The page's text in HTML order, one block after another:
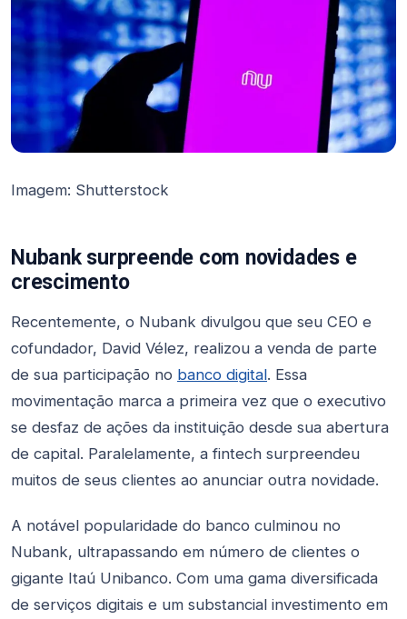
Imagem: Shutterstock
Nubank surpreende com novidades e
crescimento
Recentemente, o Nubank divulgou que seu CEO e
cofundador, David Vélez, realizou a venda de parte
de sua participação no banco digital. Essa
movimentação marca a primeira vez que o executivo
se desfaz de ações da instituição desde sua abertura
de capital. Paralelamente, a fintech surpreendeu
muitos de seus clientes ao anunciar outra novidade.
A notável popularidade do banco culminou no
Nubank, ultrapassando em número de clientes o
gigante Itaú Unibanco. Com uma gama diversificada
de serviços digitais e um substancial investimento em